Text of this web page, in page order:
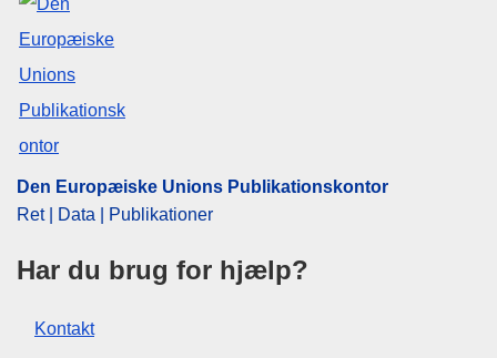
Den Europæiske Unions Publikationskontor
Ret | Data | Publikationer
Har du brug for hjælp?
Kontakt